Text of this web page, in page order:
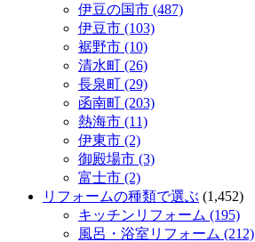
伊豆の国市 (487)
伊豆市 (103)
裾野市 (10)
清水町 (26)
長泉町 (29)
函南町 (203)
熱海市 (11)
伊東市 (2)
御殿場市 (3)
富士市 (2)
リフォームの種類で選ぶ (1,452)
キッチンリフォーム (195)
風呂・浴室リフォーム (212)